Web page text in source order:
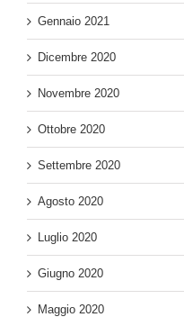
Gennaio 2021
Dicembre 2020
Novembre 2020
Ottobre 2020
Settembre 2020
Agosto 2020
Luglio 2020
Giugno 2020
Maggio 2020